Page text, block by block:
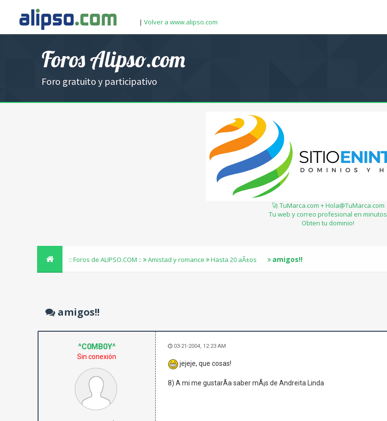
| Volver a www.alipso.com
Foros Alipso.com
Foro gratuito y participativo
🚀 TuMarca.com + Hola@TuMarca.com
Tu web y correo profesional en minutos
Obten tu dominio!
:: Foros de ALIPSO.COM :: Amistad y romance Hasta 20 aÃ±os amigos!!
amigos!!
^C0MB0Y^
Sin conexión
03-21-2004, 12:23 AM
jejeje, que cosas!
8) A mi me gustarÃ­a saber mÃ¡s de Andreita Linda